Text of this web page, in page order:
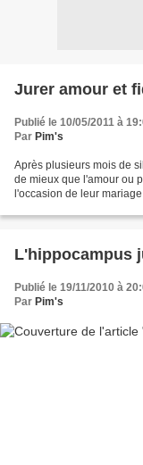
Jurer amour et
Publié le 10/05/2011 à
Par Pim's
Après plusieurs mois de
de mieux que l'amour ou
l'occasion de leur
L'hippocampus
Publié le 19/11/2010 à
Par Pim's